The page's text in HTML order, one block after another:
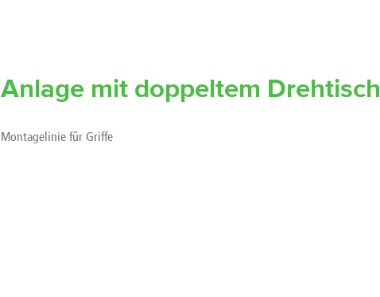
Anlage mit doppeltem Drehtisch
Montagelinie für Griffe